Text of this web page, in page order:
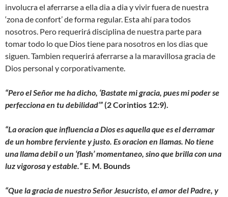
involucra el aferrarse a ella dia a dia y vivir fuera de nuestra
‘zona de confort’ de forma regular. Esta ahí para todos
nosotros. Pero requerirá disciplina de nuestra parte para
tomar todo lo que Dios tiene para nosotros en los dias que
siguen. Tambien requerirá aferrarse a la maravillosa gracia de
Dios personal y corporativamente.
“Pero el Señor me ha dicho, ‘Bastate mi gracia, pues mi poder se
perfecciona en tu debilidad’”(2 Corintios 12:9).
“La oracion que influencia a Dios es aquella que es el derramar
de un hombre ferviente y justo. Es oracion en llamas. No tiene
una llama debil o un ‘flash’ momentaneo, sino que brilla con una
luz vigorosa y estable.” E. M. Bounds
“Que la gracia de nuestro Señor Jesucristo, el amor del Padre, y